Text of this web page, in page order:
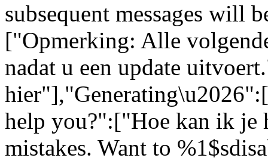
subsequent messages will
["Opmerking: Alle
nadat u een update
help you?":["Hoe kan ik je
mistakes. Want to